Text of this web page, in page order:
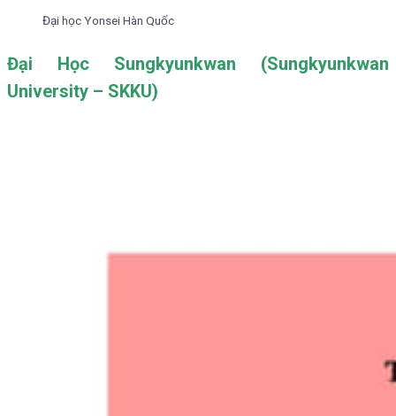
Đại học Yonsei Hàn Quốc
Đại Học Sungkyunkwan (Sungkyunkwan
University – SKKU)